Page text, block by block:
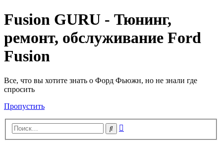
Fusion GURU - Тюнинг,
ремонт, обслуживание Ford
Fusion
Все, что вы хотите знать о Форд Фьюжн, но не знали где
спросить
Пропустить
Поиск